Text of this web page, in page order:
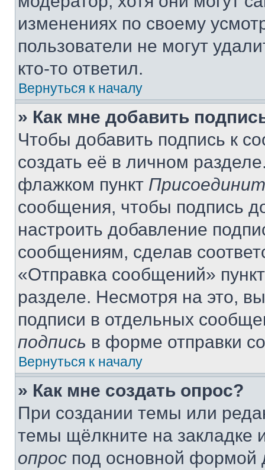
изменениях по своему
пользователи не могут
кто-то ответил.
Вернуться к началу
» Как мне добавить
Чтобы добавить подпись к
создать её в личном
флажком пункт
сообщения, чтобы подпись
настроить добавление
сообщениям, сделав
«Отправка сообщений»
разделе. Несмотря на это,
подписи в отдельных
подпись в форме отправки
Вернуться к началу
» Как мне создать опрос?
При создании темы или
темы щёлкните на
опрос под основной формой